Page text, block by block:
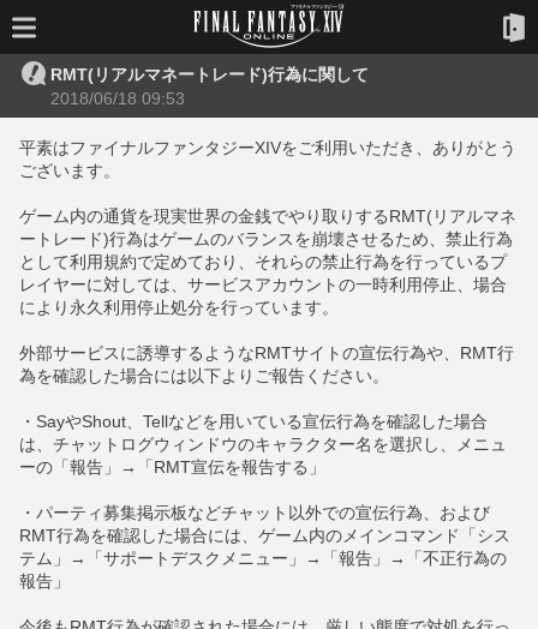
RMT(リアルマネートレード)行為に関して
2018/06/18 09:53
平素はファイナルファンタジーXIVをご利用いただき、ありがとう
ございます。
ゲーム内の通貨を現実世界の金銭でやり取りするRMT(リアルマネ
ートレード)行為はゲームのバランスを崩壊させるため、禁止行為
として利用規約で定めており、それらの禁止行為を行っているプ
レイヤーに対しては、サービスアカウントの一時利用停止、場合
により永久利用停止処分を行っています。
外部サービスに誘導するようなRMTサイトの宣伝行為や、RMT行
為を確認した場合には以下よりご報告ください。
・SayやShout、Tellなどを用いている宣伝行為を確認した場合
は、チャットログウィンドウのキャラクター名を選択し、メニュ
ーの「報告」→「RMT宣伝を報告する」
・パーティ募集掲示板などチャット以外での宣伝行為、および
RMT行為を確認した場合には、ゲーム内のメインコマンド「シス
テム」→「サポートデスクメニュー」→「報告」→「不正行為の
報告」